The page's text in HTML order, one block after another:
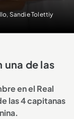
Sandie Tolettiy
una de las
en el Real
las 4 capitanas